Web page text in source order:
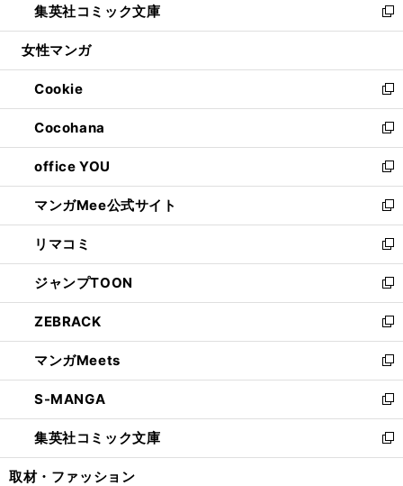
く
で
開
ド
ウ
開
く
ィ
ン
ウ
で
開
く
い
ウ
ン
ド
ウ
で
開
く
集英社コミック文庫
新
し
ウ
ィ
ン
ド
ウ
で
開
く
女性マンガ
Cookie
新
し
い
ウ
ィ
ン
ド
ウ
で
開
く
Cocohana
新
し
い
ウ
ィ
ン
ド
ウ
で
開
く
office YOU
新
し
い
ウ
ィ
ン
ド
ウ
で
開
く
マンガMee公式サイト
新
し
い
ウ
ィ
ン
ド
ウ
で
開
く
リマコミ
新
し
い
ウ
ィ
ン
ド
ウ
で
開
く
ジャンプTOON
新
し
い
ウ
ィ
ン
ド
ウ
で
開
ZEBRACK
新
し
い
ウ
ィ
ン
ド
ウ
マンガMeets
新
し
い
ウ
ィ
ン
S-MANGA
新
し
い
ウ
集英社コミック文庫
新
し
取材・ファッション